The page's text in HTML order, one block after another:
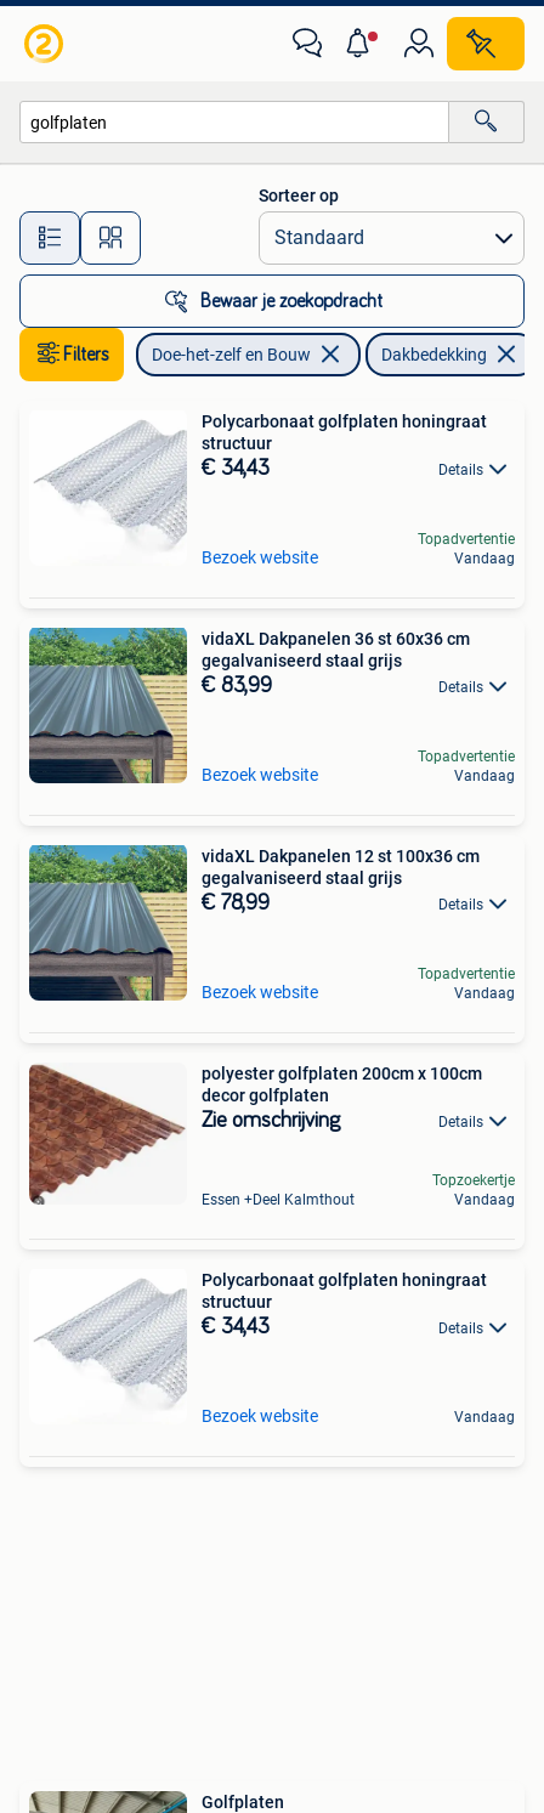
Alle afstanden…
Sorteer op
Bewaar je zoekopdracht
Filters Doe-het-zelf en Bouw Dakbedekking
Polycarbonaat golfplaten honingraat
structuur
€ 34,43 Details
Bezoek website
Topadvertentie
Vandaag
vidaXL Dakpanelen 36 st 60x36 cm
gegalvaniseerd staal grijs
€ 83,99 Details
Bezoek website
Topadvertentie
Vandaag
vidaXL Dakpanelen 12 st 100x36 cm
gegalvaniseerd staal grijs
€ 78,99 Details
Bezoek website
Topadvertentie
Vandaag
polyester golfplaten 200cm x 100cm
decor golfplaten
Zie omschrijving Details
Essen +Deel Kalmthout
Topzoekertje
Vandaag
Polycarbonaat golfplaten honingraat
structuur
€ 34,43 Details
Bezoek website Vandaag
Golfplaten